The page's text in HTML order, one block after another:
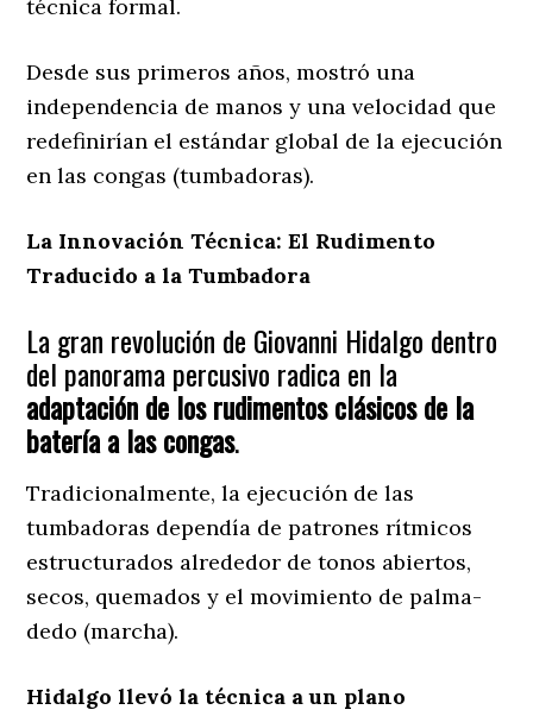
técnica formal.
Desde sus primeros años, mostró una
independencia de manos y una velocidad que
redefinirían el estándar global de la ejecución
en las congas (tumbadoras).
La Innovación Técnica: El Rudimento
Traducido a la Tumbadora
La gran revolución de Giovanni Hidalgo dentro
del panorama percusivo radica en la
adaptación de los rudimentos clásicos de la
batería a las congas.
Tradicionalmente, la ejecución de las
tumbadoras dependía de patrones rítmicos
estructurados alrededor de tonos abiertos,
secos, quemados y el movimiento de palma-
dedo (marcha).
Hidalgo llevó la técnica a un plano